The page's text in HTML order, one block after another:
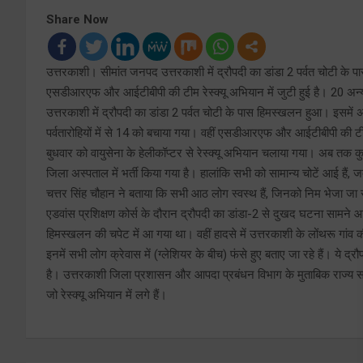
Share Now
उत्तरकाशी। सीमांत जनपद उत्तरकाशी में द्रौपदी का डांडा 2 पर्वत चोटी
एसडीआरएफ और आईटीबीपी की टीम रेस्क्यू अभियान में जुटी हुई है। 20 अन्य
उत्तरकाशी में द्रौपदी का डांडा 2 पर्वत चोटी के पास हिमस्खलन हुआ।
पर्वतारोहियों में से 14 को बचाया गया। वहीं एसडीआरएफ और आईटीबीपी
बुधवार को वायुसेना के हेलीकॉप्टर से रेस्क्यू अभियान चलाया गया। अब तक
जिला अस्पताल में भर्ती किया गया है। हालांकि सभी को सामान्य चोटें आई हैं,
चत्तर सिंह चौहान ने बताया कि सभी आठ लोग स्वस्थ हैं, जिनको निम भेजा जा
एडवांस प्रशिक्षण कोर्स के दौरान द्रौपदी का डांडा-2 से दुखद घटना सामने
हिमस्खलन की चपेट में आ गया था। वहीं हादसे में उत्तरकाशी के लोंथरू गांव
इनमें सभी लोग क्रेवास में (ग्लेशियर के बीच) फंसे हुए बताए जा रहे हैं। ये
है। उत्तरकाशी जिला प्रशासन और आपदा प्रबंधन विभाग के मुताबिक राज्य
जो रेस्क्यू अभियान में लगे हैं।